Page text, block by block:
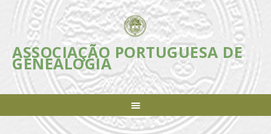
ASSOCIAÇÃO PORTUGUESA DE
GENEALOGIA
ASSOCIAÇÃO PORTUGUESA DE
GENEALOGIA
Incentivar e apoiar a investigação, estudo e divulgação da Genealogia em
Portugal
ASSOCIAÇÃO
INICIATIVAS